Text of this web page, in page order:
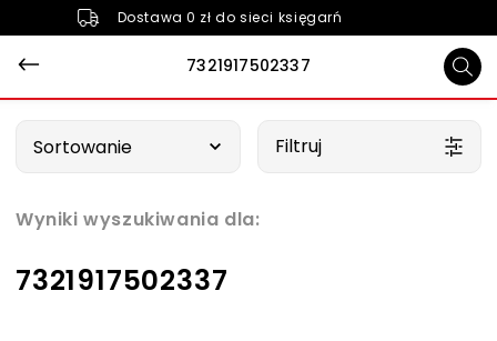
Dostawa 0 zł do sieci księgarń
7321917502337
Wyniki wyszukiwania dla:
7321917502337
Sortowanie Filtruj